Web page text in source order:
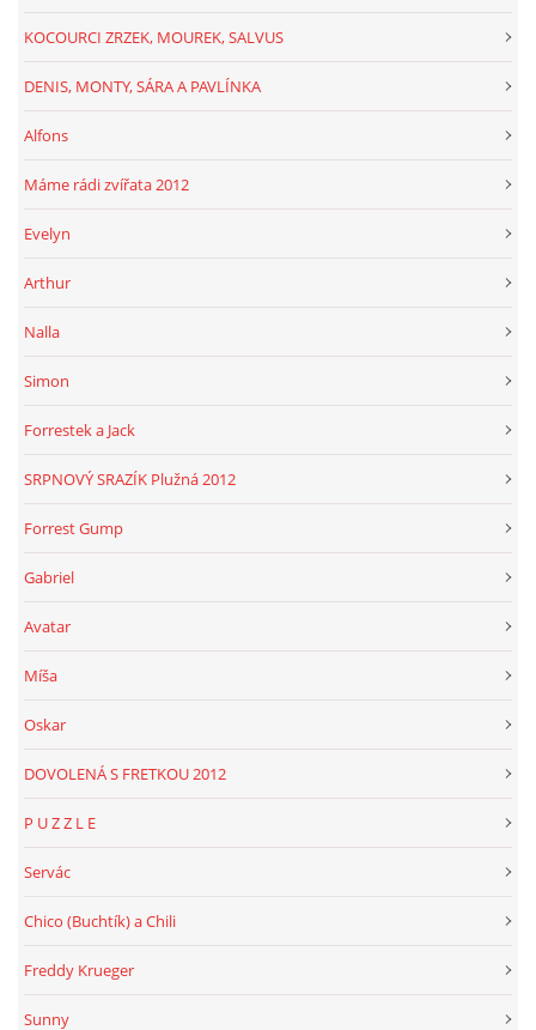
KOCOURCI ZRZEK, MOUREK, SALVUS
DENIS, MONTY, SÁRA A PAVLÍNKA
Alfons
Máme rádi zvířata 2012
Evelyn
Arthur
Nalla
Simon
Forrestek a Jack
SRPNOVÝ SRAZÍK Plužná 2012
Forrest Gump
Gabriel
Avatar
Míša
Oskar
DOVOLENÁ S FRETKOU 2012
P U Z Z L E
Servác
Chico (Buchtík) a Chili
Freddy Krueger
Sunny